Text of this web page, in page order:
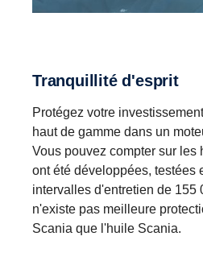
Tranquillité d'esprit
Protégez votre
haut de gamme dans un
Vous pouvez compter sur les
ont été développées, testées
intervalles d'entretien de 155
n'existe pas meilleure
Scania que l'huile Scania.